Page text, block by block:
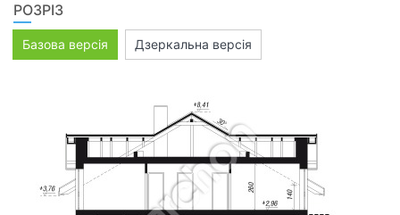
РОЗРІЗ
Базова версія Дзеркальна версія